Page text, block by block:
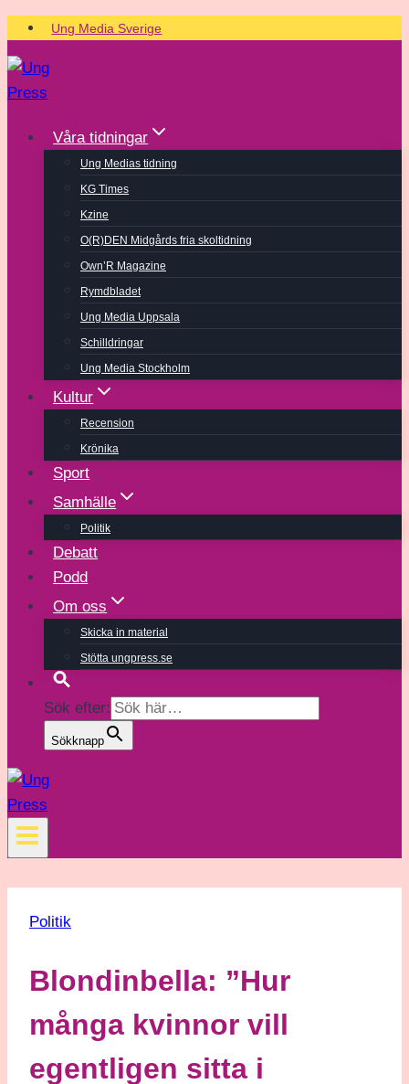
Skip
to
content
Ung Media Sverige
Våra tidningar
Ung Medias tidning
KG Times
Kzine
O(R)DEN Midgårds fria skoltidning
Own’R Magazine
Rymdbladet
Ung Media Uppsala
Schilldringar
Ung Media Stockholm
Kultur
Recension
Krönika
Sport
Samhälle
Politik
Debatt
Podd
Om oss
Skicka in material
Stötta ungpress.se
Sök efter:
Sökknapp
Politik
Blondinbella: ”Hur
många kvinnor vill
egentligen sitta i